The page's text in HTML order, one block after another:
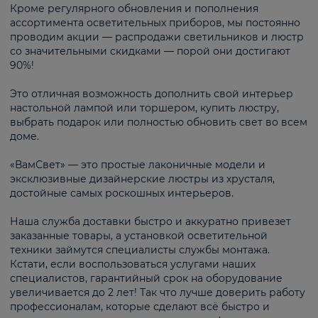
Кроме регулярного обновления и пополнения
ассортимента осветительных приборов, мы постоянно
проводим акции — распродажи светильников и люстр
со значительными скидками — порой они достигают
90%!
Это отличная возможность дополнить свой интерьер
настольной лампой или торшером, купить люстру,
выбрать подарок или полностью обновить свет во всем
доме.
«ВамСвет» — это простые лаконичные модели и
эксклюзивные дизайнерские люстры из хрусталя,
достойные самых роскошных интерьеров.
Наша служба доставки быстро и аккуратно привезет
заказанные товары, а установкой осветительной
техники займутся специалисты службы монтажа.
Кстати, если воспользоваться услугами наших
специалистов, гарантийный срок на оборудование
увеличивается до 2 лет! Так что лучше доверить работу
профессионалам, которые сделают всё быстро и